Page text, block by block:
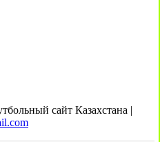
сайт Казахстана |